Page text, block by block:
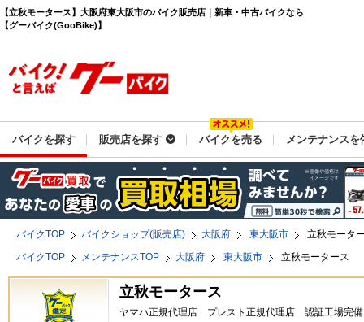
【立秋モータース】大阪府東大阪市のバイク販売店｜新車・中古バイクなら
【グーバイク(GooBike)】
バイクを探す 販売店を探す バイクを売る メンテナンスを
バイクTOP バイクショップ(販売店) 大阪府 東大阪市
立秋モータ
バイクTOP
メンテナンスTOP 大阪府 東大阪市 立秋モータース
立秋モータース
ヤマハ正規代理店 プレスト正規代理店 認証工場完